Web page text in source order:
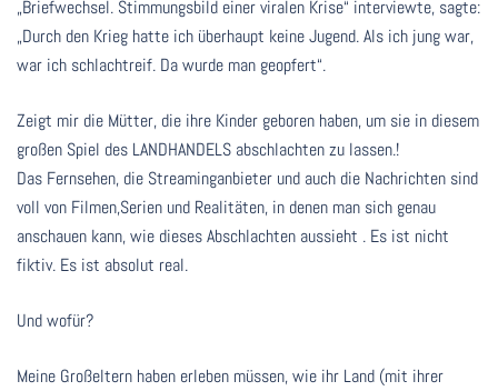
„Briefwechsel. Stimmungsbild einer viralen Krise“ interviewte, sagte:
„Durch den Krieg hatte ich überhaupt keine Jugend. Als ich jung war,
war ich schlachtreif. Da wurde man geopfert“.
Zeigt mir die Mütter, die ihre Kinder geboren haben, um sie in diesem
großen Spiel des LANDHANDELS abschlachten zu lassen.!
Das Fernsehen, die Streaminganbieter und auch die Nachrichten sind
voll von Filmen,Serien und Realitäten, in denen man sich genau
anschauen kann, wie dieses Abschlachten aussieht . Es ist nicht
fiktiv. Es ist absolut real.
Und wofür?
Meine Großeltern haben erleben müssen, wie ihr Land (mit ihrer